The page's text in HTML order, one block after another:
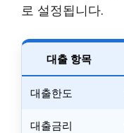
로 설정됩니다.
대출 항목
대출한도
대출금리